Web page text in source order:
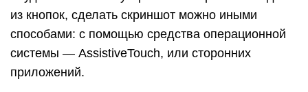
Для включения AssistiveTouch зайдите в
настройки айфона или айпэда, откройте раздел
«Основные» и следом — «Универсальный
доступ». Возле пункта «AssistiveTouch» (в